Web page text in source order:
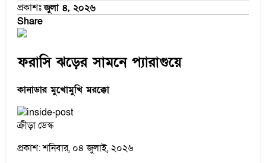
প্রকাশঃজুলা ৪, ২০২৬
Share
ফরাসি ঝড়ের সামনে প্যারাগুয়ে
কানাডার মুখোমুখি মরক্কো
ক্রীড়া ডেস্ক
প্রকাশ: শনিবার, ০৪ জুলাই, ২০২৬